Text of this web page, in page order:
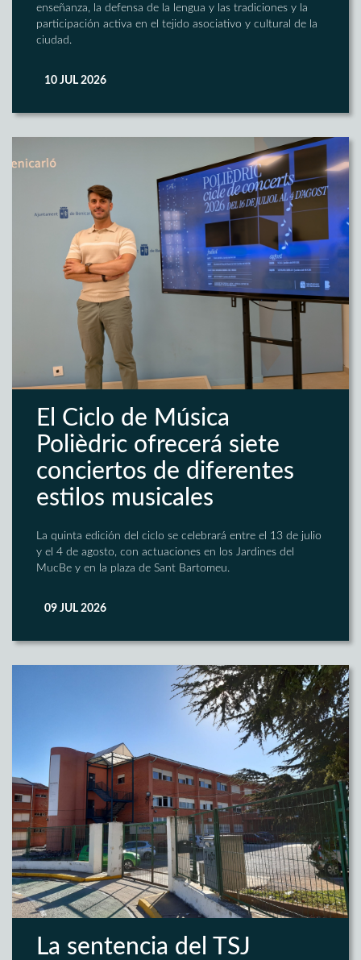
enseñanza, la defensa de la lengua y las tradiciones y la
participación activa en el tejido asociativo y cultural de la
ciudad.
10 JUL 2026
El Ciclo de Música
Polièdric ofrecerá siete
conciertos de diferentes
estilos musicales
La quinta edición del ciclo se celebrará entre el 13 de julio
y el 4 de agosto, con actuaciones en los Jardines del
MucBe y en la plaza de Sant Bartomeu.
09 JUL 2026
La sentencia del TSJ